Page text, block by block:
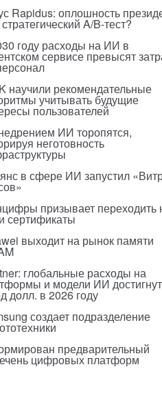
Rapidus: оплошность
A/B-тест?
году расходы на ИИ в
сервисе превысят
научили рекомендательные
учитывать будущие
пользователей
ИИ торопятся,
неготовность
в сфере ИИ запустил
призывает переходить
сертификаты
выходит на рынок памяти
глобальные расходы на
и модели ИИ
долл. в 2026 году
создает подразделение
предварительный
цифровых платформ